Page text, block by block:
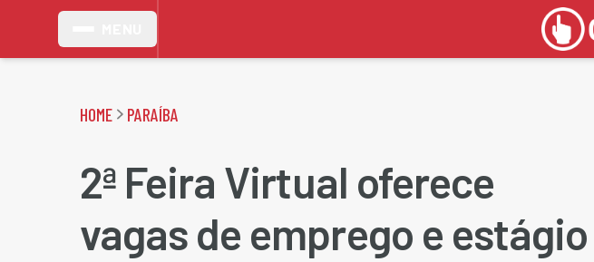
HOME PARAÍBA
2ª Feira Virtual oferece
vagas de emprego e estágio